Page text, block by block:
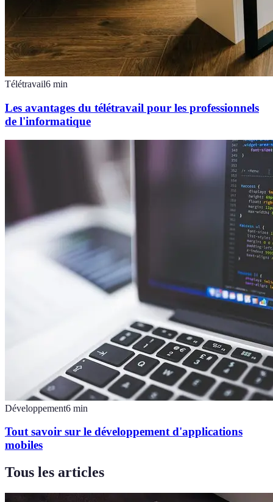
Télétravail6 min
Les avantages du télétravail pour les professionnels
de l'informatique
Développement6 min
Tout savoir sur le développement d'applications
mobiles
Tous les articles